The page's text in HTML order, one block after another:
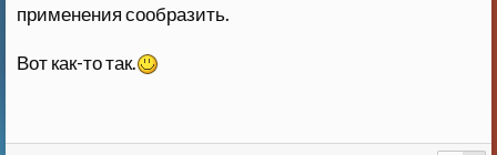
применения сообразить.
Вот как-то так.